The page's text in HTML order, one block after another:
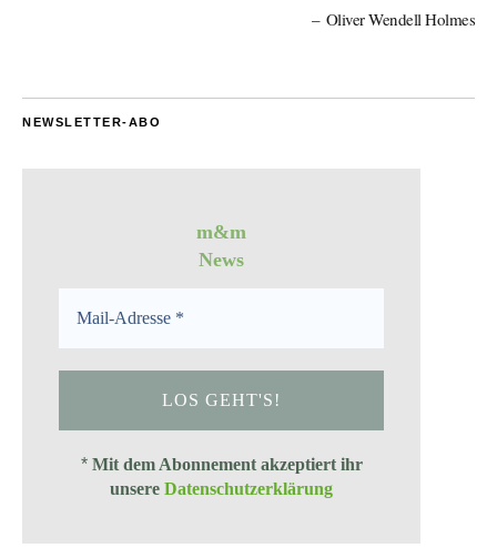
Oliver Wendell Holmes
NEWSLETTER-ABO
m&m
News
* Mit dem Abonnement akzeptiert ihr
unsereDatenschutzerklärung